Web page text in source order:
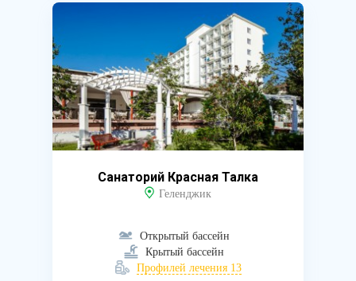
Санаторий Красная Талка
Геленджик
Открытый бассейн
Крытый бассейн
Профилей лечения 13